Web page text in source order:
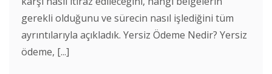
gerekli olduğunu ve sürecin nasıl işlediğini tüm
ayrıntılarıyla açıkladık. Yersiz Ödeme Nedir? Yersiz
ödeme, [...]